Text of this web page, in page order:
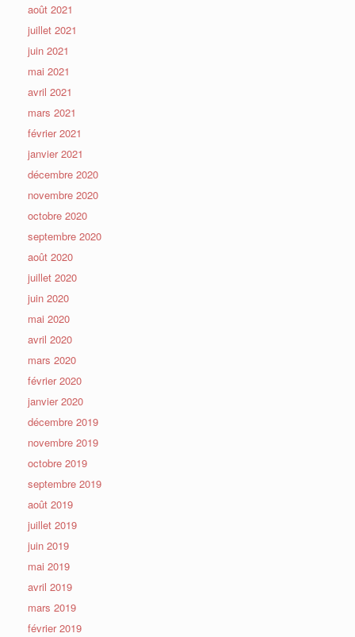
août 2021
juillet 2021
juin 2021
mai 2021
avril 2021
mars 2021
février 2021
janvier 2021
décembre 2020
novembre 2020
octobre 2020
septembre 2020
août 2020
juillet 2020
juin 2020
mai 2020
avril 2020
mars 2020
février 2020
janvier 2020
décembre 2019
novembre 2019
octobre 2019
septembre 2019
août 2019
juillet 2019
juin 2019
mai 2019
avril 2019
mars 2019
février 2019